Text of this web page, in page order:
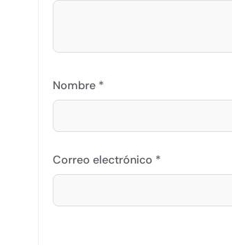
Nombre *
Correo electrónico *